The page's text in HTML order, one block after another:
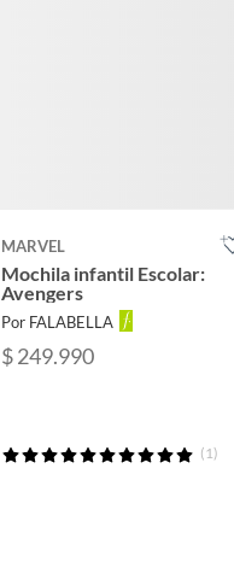
MARVEL
Mochila infantil Escolar:
Avengers
Por FALABELLA
$ 249.990
(1)